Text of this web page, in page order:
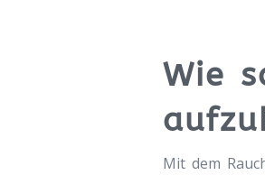
Wie
Mit dem